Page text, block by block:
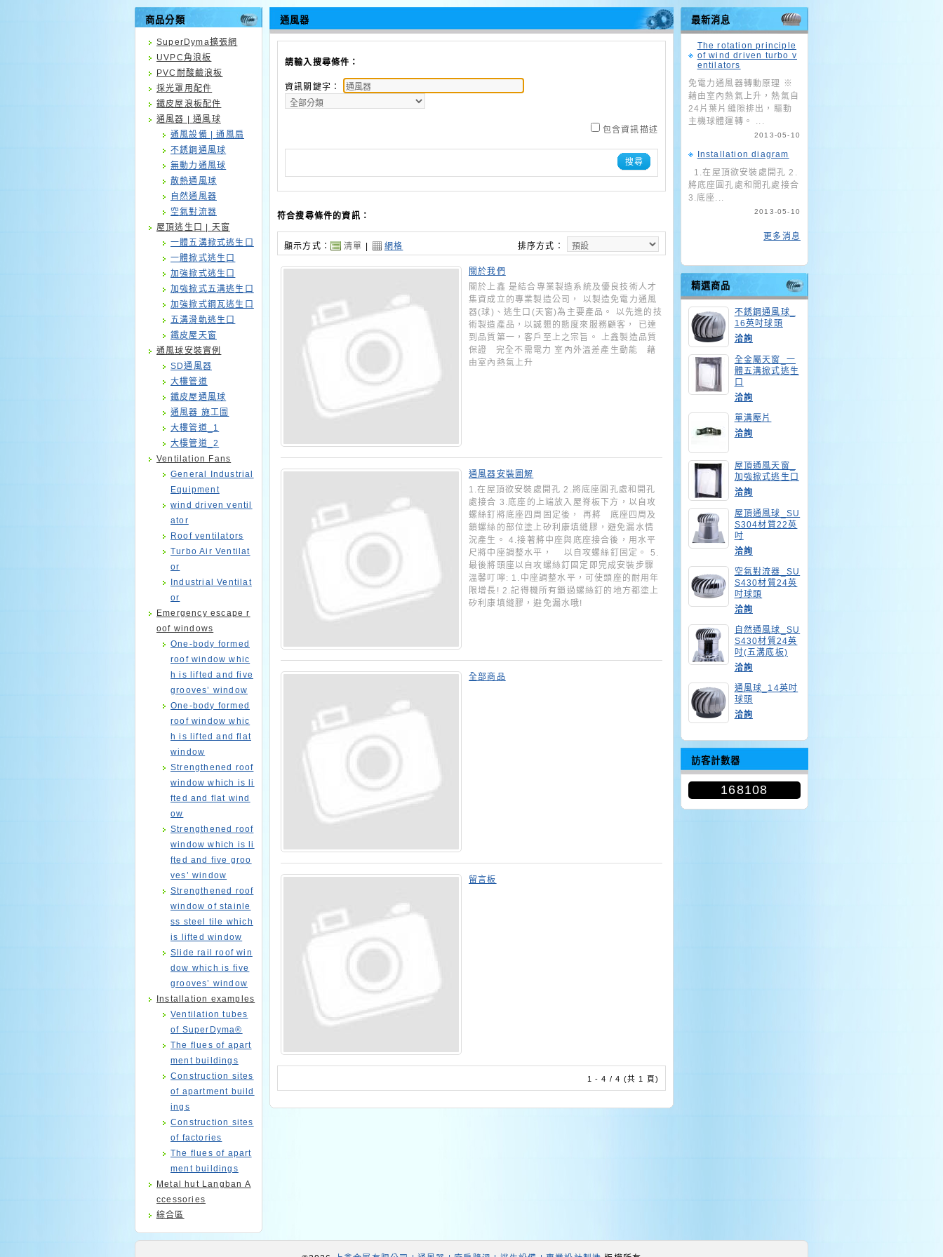
商品分類
SuperDyma擴張網
UVPC角浪板
PVC耐酸鹼浪板
採光罩用配件
鐵皮屋浪板配件
通風器 | 通風球
通風設備 | 通風扇
不銹鋼通風球
無動力通風球
散熱通風球
自然通風器
空氣對流器
屋頂逃生口 | 天窗
一體五溝掀式逃生口
一體掀式逃生口
加強掀式逃生口
加強掀式五溝逃生口
加強掀式鋼瓦逃生口
五溝滑軌逃生口
鐵皮屋天窗
通風球安裝實例
SD通風器
大樓管道
鐵皮屋通風球
通風器 施工圖
大樓管道_1
大樓管道_2
Ventilation Fans
General Industrial
Equipment
wind driven ventil
ator
Roof ventilators
Turbo Air Ventilat
or
Industrial Ventilat
or
Emergency escape r
oof windows
One-body formed
roof window whic
h is lifted and five
grooves’ window
One-body formed
roof window whic
h is lifted and flat
window
Strengthened roof
window which is li
fted and flat wind
ow
Strengthened roof
window which is li
fted and five groo
ves’ window
Strengthened roof
window of stainle
ss steel tile which
is lifted window
Slide rail roof win
dow which is five
grooves’ window
Installation examples
Ventilation tubes
of SuperDyma®
The flues of apart
ment buildings
Construction sites
of apartment build
ings
Construction sites
of factories
The flues of apart
ment buildings
Metal hut Langban A
ccessories
綜合區
最新消息
The rotation principle
of wind driven turbo v
entilators
免電力通風器轉動原理 ※
藉由室內熱氣上升，熱氣自
24片葉片縫隙排出，驅動
主機球體運轉。 ...
2013-05-10
Installation diagram
1.在屋頂欲安裝處開孔 2.
將底座圓孔處和開孔處接合
3.底座...
2013-05-10
更多消息
精選商品
不銹鋼通風球_
16英吋球頭
洽詢
全金屬天窗_一
體五溝掀式逃生
口
洽詢
單溝壓片
洽詢
屋頂通風天窗_
加強掀式逃生口
洽詢
屋頂通風球_SU
S304材質22英
吋
洽詢
空氣對流器_SU
S430材質24英
吋球頭
洽詢
自然通風球_SU
S430材質24英
吋(五溝底板)
洽詢
通風球_14英吋
球頭
洽詢
訪客計數器
168108
通風器
請輸入搜尋條件：
資訊關鍵字：
包含資訊描述
搜尋
符合搜尋條件的資訊：
顯示方式： 清單 網格 排序方式：
關於我們
關於上鑫 是結合專業製造系統及優良技術人才
集資成立的專業製造公司， 以製造免電力通風
器(球)、逃生口(天窗)為主要產品。 以先進的技
術製造產品，以誠懇的態度來服務顧客， 已達
到品質第一，客戶至上之宗旨。 上鑫製造品質
保證 完全不需電力 室內外溫差產生動能 藉
由室內熱氣上升
通風器安裝圖解
1.在屋頂欲安裝處開孔 2.將底座圓孔處和開孔
處接合 3.底座的上端放入屋脊板下方，以自攻
螺絲釘將底座四周固定後， 再將 底座四周及
鎖螺絲的部位塗上矽利康填縫膠，避免漏水情
況產生。 4.接著將中座與底座接合後，用水平
尺將中座調整水平， 以自攻螺絲釘固定。 5.
最後將頭座以自攻螺絲釘固定即完成安裝步驟
溫馨叮嚀: 1.中座調整水平，可使頭座的耐用年
限增長! 2.記得機所有鎖過螺絲釘的地方都塗上
矽利康填縫膠，避免漏水哦!
全部商品
留言板
1 - 4 / 4 (共 1 頁)